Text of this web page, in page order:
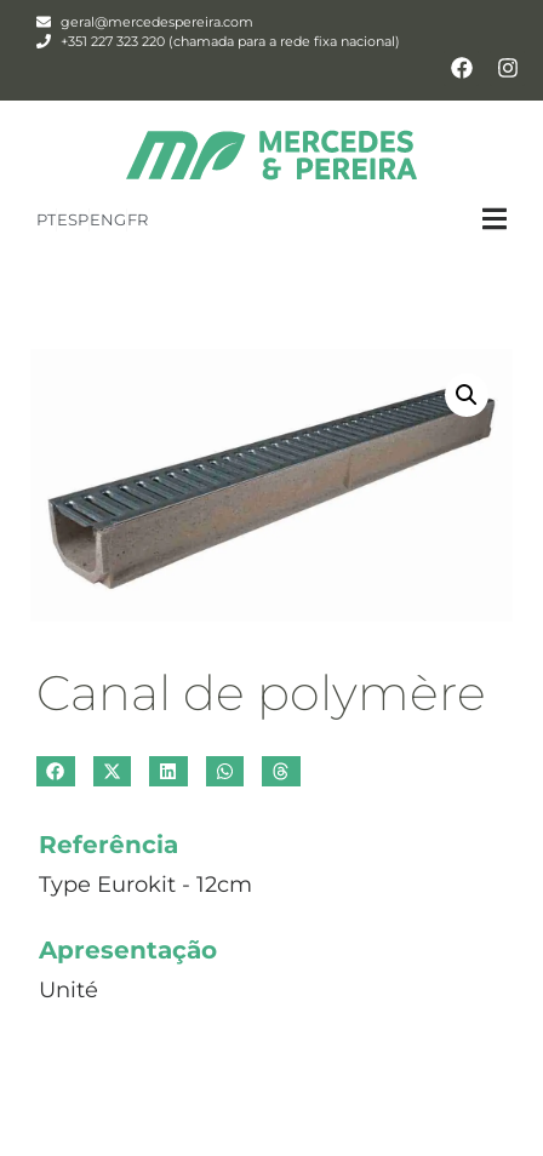
geral@mercedespereira.com
+351 227 323 220 (chamada para a rede fixa nacional)
PTESPENGFR
Canal de polymère
Referência
Type Eurokit - 12cm
Apresentação
Unité